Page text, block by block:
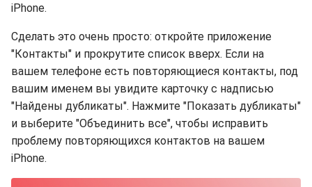
iPhone.
Сделать это очень просто: откройте приложение
"Контакты" и прокрутите список вверх. Если на
вашем телефоне есть повторяющиеся контакты, под
вашим именем вы увидите карточку с надписью
"Найдены дубликаты". Нажмите "Показать дубликаты"
и выберите "Объединить все", чтобы исправить
проблему повторяющихся контактов на вашем
iPhone.